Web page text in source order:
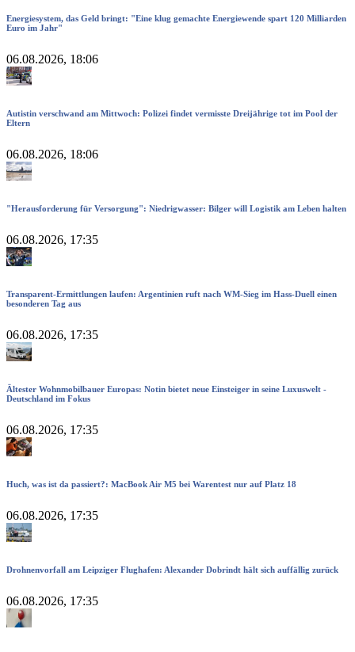
Energiesystem, das Geld bringt: "Eine klug gemachte Energiewende spart 120 Milliarden
Euro im Jahr"
06.08.2026, 18:06
Autistin verschwand am Mittwoch: Polizei findet vermisste Dreijährige tot im Pool der
Eltern
06.08.2026, 18:06
"Herausforderung für Versorgung": Niedrigwasser: Bilger will Logistik am Leben halten
06.08.2026, 17:35
Transparent-Ermittlungen laufen: Argentinien ruft nach WM-Sieg im Hass-Duell einen
besonderen Tag aus
06.08.2026, 17:35
Ältester Wohnmobilbauer Europas: Notin bietet neue Einsteiger in seine Luxuswelt -
Deutschland im Fokus
06.08.2026, 17:35
Huch, was ist da passiert?: MacBook Air M5 bei Warentest nur auf Platz 18
06.08.2026, 17:35
Drohnenvorfall am Leipziger Flughafen: Alexander Dobrindt hält sich auffällig zurück
06.08.2026, 17:35